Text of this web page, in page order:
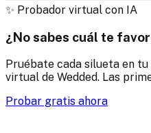
✨ Probador virtual con IA
¿No sabes cuál te
Pruébate cada silueta en
virtual de Wedded. Las
Probar gratis ahora